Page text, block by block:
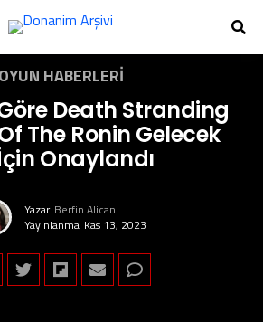
OYUN HABERLERI
Death Stranding
The Ronin Gelecek
Onaylandı
Yazar Berfin Alican
Yayınlanma Kas 13, 2023